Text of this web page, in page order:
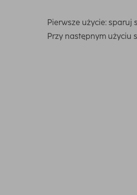
Pierwsze użycie: sparuj
Przy następnym użyciu